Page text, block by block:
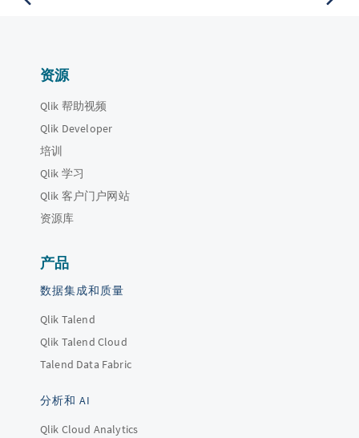
资源
Qlik 帮助视频
Qlik Developer
培训
Qlik 学习
Qlik 客户门户网站
资源库
产品
数据集成和质量
Qlik Talend
Qlik Talend Cloud
Talend Data Fabric
分析和 AI
Qlik Cloud Analytics